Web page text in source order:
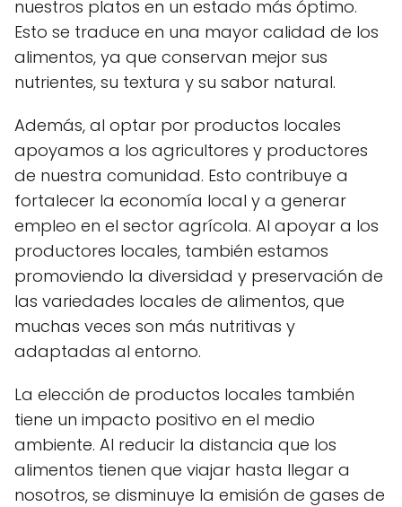
nuestros platos en un estado más óptimo.
Esto se traduce en una mayor calidad de los
alimentos, ya que conservan mejor sus
nutrientes, su textura y su sabor natural.
Además, al optar por productos locales
apoyamos a los agricultores y productores
de nuestra comunidad. Esto contribuye a
fortalecer la economía local y a generar
empleo en el sector agrícola. Al apoyar a los
productores locales, también estamos
promoviendo la diversidad y preservación de
las variedades locales de alimentos, que
muchas veces son más nutritivas y
adaptadas al entorno.
La elección de productos locales también
tiene un impacto positivo en el medio
ambiente. Al reducir la distancia que los
alimentos tienen que viajar hasta llegar a
nosotros, se disminuye la emisión de gases de